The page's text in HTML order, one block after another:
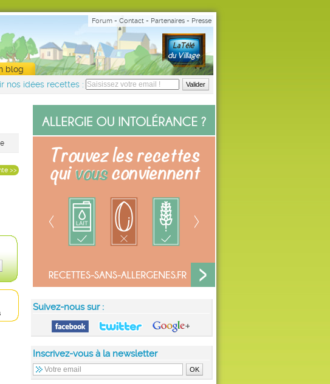
Forum - Contact - Partenaires - Presse
blog
nos idées recettes :
Suivez-nous sur :
Inscrivez-vous à la newsletter
>>